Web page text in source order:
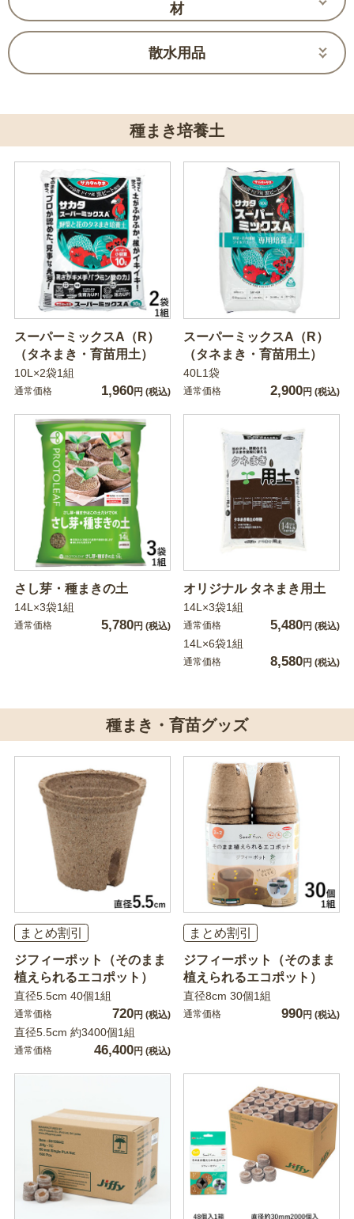
材
散水用品
種まき培養土
スーパーミックスA（R）
（タネまき・育苗用土）
10L×2袋1組
通常価格 1,960円 (税込)
スーパーミックスA（R）
（タネまき・育苗用土）
40L1袋
通常価格 2,900円 (税込)
さし芽・種まきの土
14L×3袋1組
通常価格 5,780円 (税込)
オリジナル タネまき用土
14L×3袋1組
通常価格 5,480円 (税込)
14L×6袋1組
通常価格 8,580円 (税込)
種まき・育苗グッズ
まとめ割引
ジフィーポット（そのまま
植えられるエコポット）
直径5.5cm 40個1組
通常価格 720円 (税込)
直径5.5cm 約3400個1組
通常価格 46,400円 (税込)
まとめ割引
ジフィーポット（そのまま
植えられるエコポット）
直径8cm 30個1組
通常価格 990円 (税込)